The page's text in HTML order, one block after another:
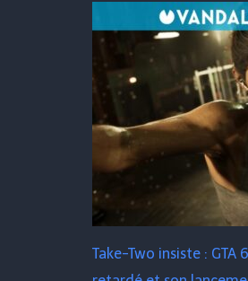
Take-Two insiste : GTA